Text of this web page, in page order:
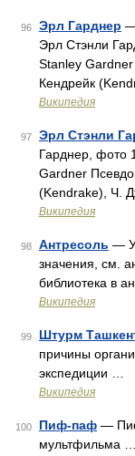
96 Эрл Гарднер —
Эрл Стэнли
Stanley
Кендрейк
Википедия
97 Эрл Стэнли
Гарднер, фото
Gardner
(Kendrake), Ч.
Википедия
98 Антресоль — У
значения, см.
библиотека в
Википедия
99 Штурм
причины
экспедиции …
Википедия
100 Пиф-паф —
мультфильма …